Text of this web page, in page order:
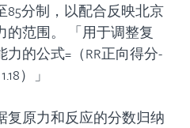
85分制，以配合反映北京
的范围。 「用于调整复
力的公式=（RR正向得分-
）」
复原力和反应的分数归纳